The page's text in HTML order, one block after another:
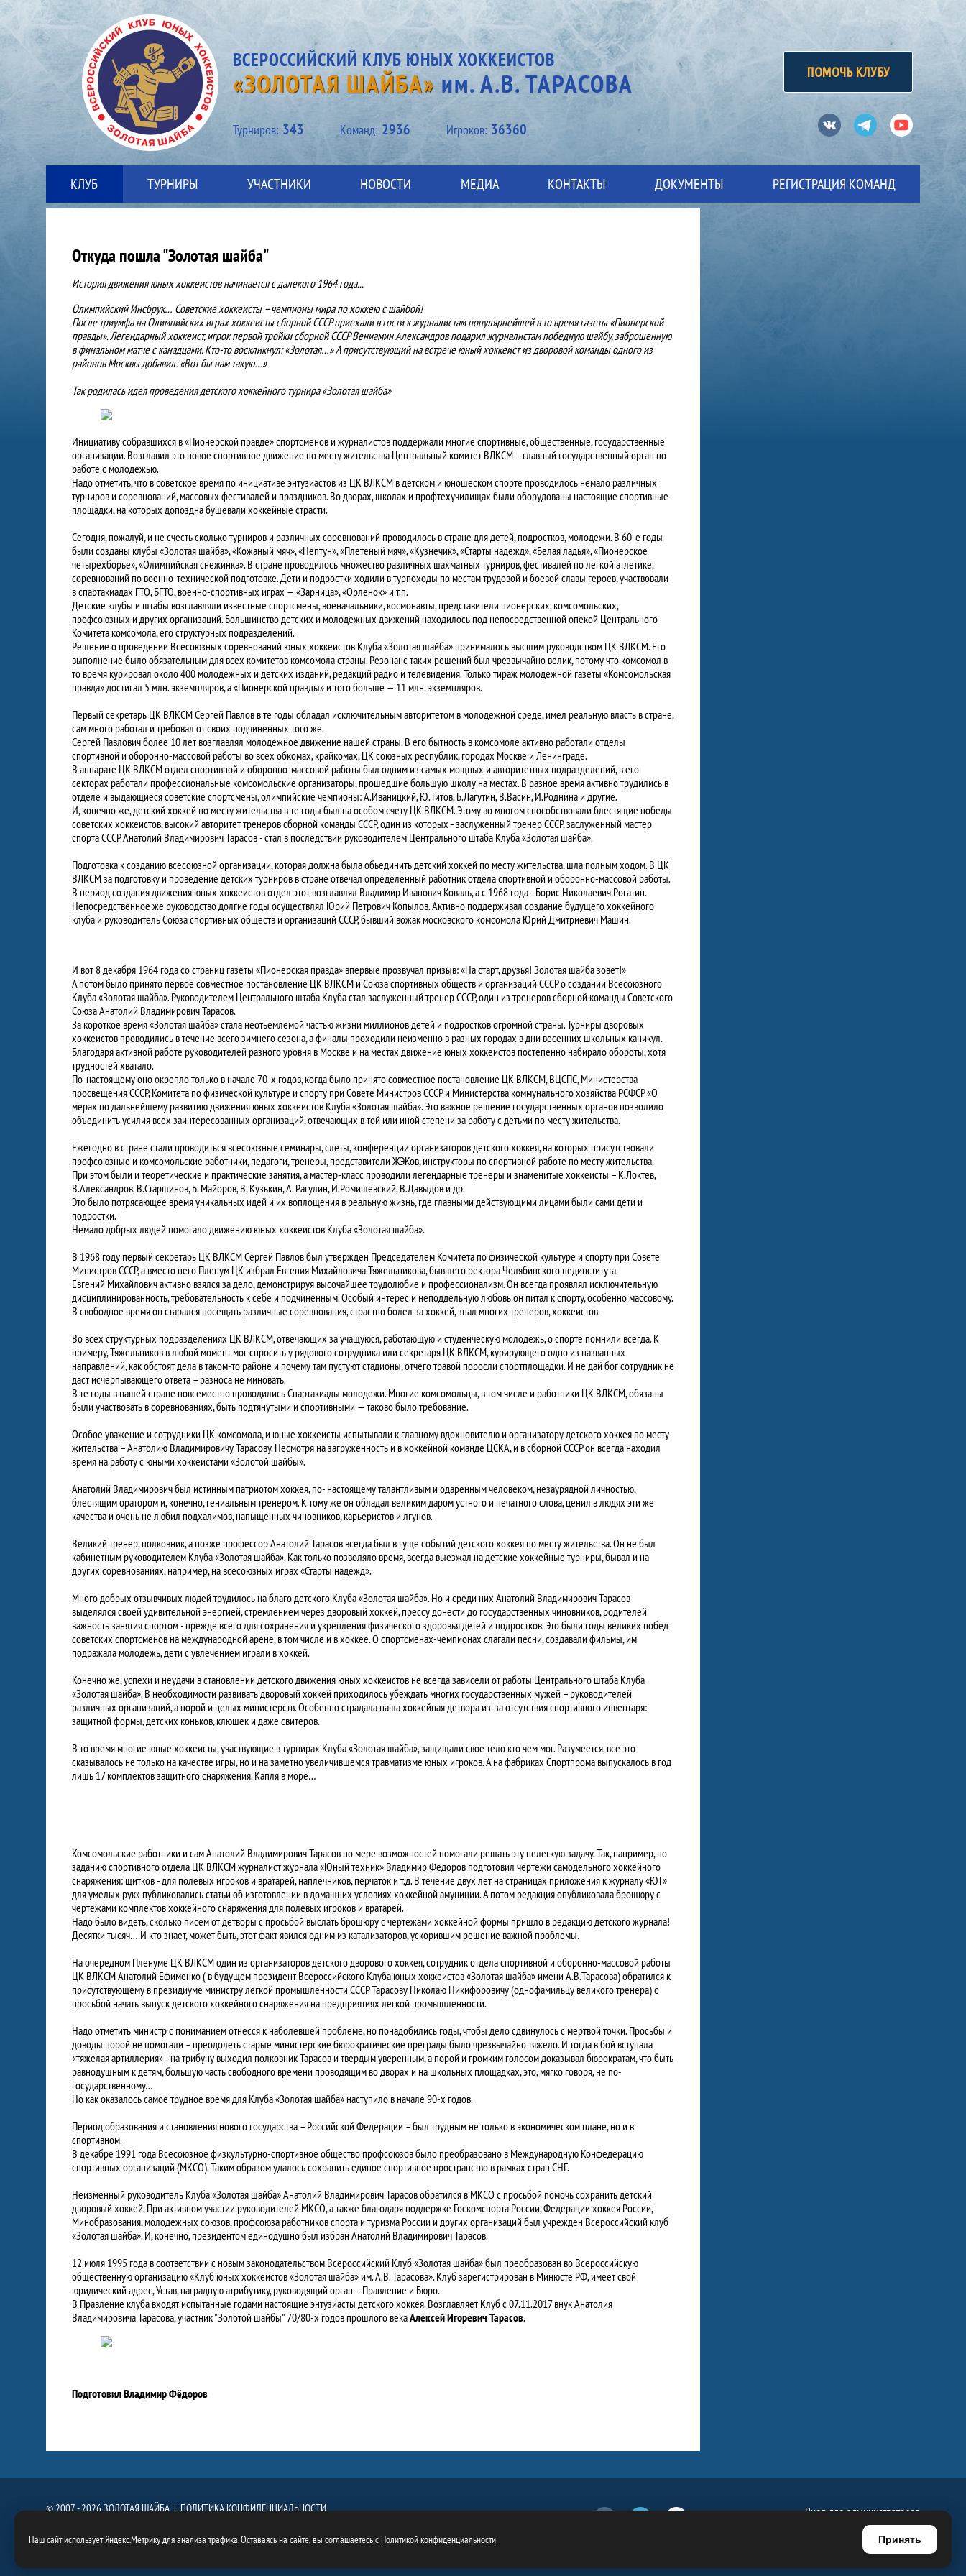
ВСЕРОССИЙСКИЙ КЛУБ ЮНЫХ ХОККЕИСТОВ
«ЗОЛОТАЯ ШАЙБА»им. А.В. ТАРАСОВА
Турниров: 343 Kоманд: 2936 Игроков: 36360
ПОМОЧЬ КЛУБУ
ВконтактеТелеграмЮтуб
КЛУБ ТУРНИРЫ УЧАСТНИКИ НОВОСТИ МЕДИА КОНТАКТЫ ДОКУМЕНТЫ РЕГИСТРАЦИЯ КОМАНД
Откуда пошла "Золотая шайба"
История движения юных хоккеистов начинается с далекого 1964 года...
Олимпийский Инсбрук… Советские хоккеисты – чемпионы мира по хоккею с шайбой!
После триумфа на Олимпийских играх хоккеисты сборной СССР приехали в гости к журналистам популярнейшей в то время газеты «Пионерской
правды». Легендарный хоккеист, игрок первой тройки сборной СССР Вениамин Александров подарил журналистам победную шайбу, заброшенную
в финальном матче с канадцами. Кто-то воскликнул: «Золотая…» А присутствующий на встрече юный хоккеист из дворовой команды одного из
районов Москвы добавил: «Вот бы нам такую…»
Так родилась идея проведения детского хоккейного турнира «Золотая шайба»
Инициативу собравшихся в «Пионерской правде» спортсменов и журналистов поддержали многие спортивные, общественные, государственные
организации. Возглавил это новое спортивное движение по месту жительства Центральный комитет ВЛКСМ – главный государственный орган по
работе с молодежью.
Надо отметить, что в советское время по инициативе энтузиастов из ЦК ВЛКСМ в детском и юношеском спорте проводилось немало различных
турниров и соревнований, массовых фестивалей и праздников. Во дворах, школах и профтехучилищах были оборудованы настоящие спортивные
площадки, на которых допоздна бушевали хоккейные страсти.
Сегодня, пожалуй, и не счесть сколько турниров и различных соревнований проводилось в стране для детей, подростков, молодежи. В 60-е годы
были созданы клубы «Золотая шайба», «Кожаный мяч», «Нептун», «Плетеный мяч», «Кузнечик», «Старты надежд», «Белая ладья», «Пионерское
четырехборье», «Олимпийская снежинка». В стране проводилось множество различных шахматных турниров, фестивалей по легкой атлетике,
соревнований по военно-технической подготовке. Дети и подростки ходили в турпоходы по местам трудовой и боевой славы героев, участвовали
в спартакиадах ГТО, БГТО, военно-спортивных играх — «Зарница», «Орленок» и т.п.
Детские клубы и штабы возглавляли известные спортсмены, военачальники, космонавты, представители пионерских, комсомольских,
профсоюзных и других организаций. Большинство детских и молодежных движений находилось под непосредственной опекой Центрального
Комитета комсомола, его структурных подразделений.
Решение о проведении Всесоюзных соревнований юных хоккеистов Клуба «Золотая шайба» принималось высшим руководством ЦК ВЛКСМ. Его
выполнение было обязательным для всех комитетов комсомола страны. Резонанс таких решений был чрезвычайно велик, потому что комсомол в
то время курировал около 400 молодежных и детских изданий, редакций радио и телевидения. Только тираж молодежной газеты «Комсомольская
правда» достигал 5 млн. экземпляров, а «Пионерской правды» и того больше — 11 млн. экземпляров.
Первый секретарь ЦК ВЛКСМ Сергей Павлов в те годы обладал исключительным авторитетом в молодежной среде, имел реальную власть в стране,
сам много работал и требовал от своих подчиненных того же.
Сергей Павлович более 10 лет возглавлял молодежное движение нашей страны. В его бытность в комсомоле активно работали отделы
спортивной и оборонно-массовой работы во всех обкомах, крайкомах, ЦК союзных республик, городах Москве и Ленинграде.
В аппарате ЦК ВЛКСМ отдел спортивной и оборонно-массовой работы был одним из самых мощных и авторитетных подразделений, в его
секторах работали профессиональные комсомольские организаторы, прошедшие большую школу на местах. В разное время активно трудились в
отделе и выдающиеся советские спортсмены, олимпийские чемпионы: А.Иваницкий, Ю.Титов, Б.Лагутин, В.Васин, И.Роднина и другие.
И, конечно же, детский хоккей по месту жительства в те годы был на особом счету ЦК ВЛКСМ. Этому во многом способствовали блестящие победы
советских хоккеистов, высокий авторитет тренеров сборной команды СССР, один из которых - заслуженный тренер СССР, заслуженный мастер
спорта СССР Анатолий Владимирович Тарасов - стал в последствии руководителем Центрального штаба Клуба «Золотая шайба».
Подготовка к созданию всесоюзной организации, которая должна была обьединить детский хоккей по месту жительства, шла полным ходом. В ЦК
ВЛКСМ за подготовку и проведение детских турниров в стране отвечал определенный работник отдела спортивной и оборонно-массовой работы.
В период создания движения юных хоккеистов отдел этот возглавлял Владимир Иванович Коваль, а с 1968 года - Борис Николаевич Рогатин.
Непосредственное же руководство долгие годы осуществлял Юрий Петрович Копылов. Активно поддерживал создание будущего хоккейного
клуба и руководитель Союза спортивных обществ и организаций СССР, бывший вожак московского комсомола Юрий Дмитриевич Машин.
И вот 8 декабря 1964 года со страниц газеты «Пионерская правда» впервые прозвучал призыв: «На старт, друзья! Золотая шайба зовет!»
А потом было принято первое совместное постановление ЦК ВЛКСМ и Союза спортивных обществ и организаций СССР о создании Всесоюзного
Клуба «Золотая шайба». Руководителем Центрального штаба Клуба стал заслуженный тренер СССР, один из тренеров сборной команды Советского
Союза Анатолий Владимирович Тарасов.
За короткое время «Золотая шайба» стала неотьемлемой частью жизни миллионов детей и подростков огромной страны. Турниры дворовых
хоккеистов проводились в течение всего зимнего сезона, а финалы проходили неизменно в разных городах в дни весенних школьных каникул.
Благодаря активной работе руководителей разного уровня в Москве и на местах движение юных хоккеистов постепенно набирало обороты, хотя
трудностей хватало.
По-настоящему оно окрепло только в начале 70-х годов, когда было принято совместное постановление ЦК ВЛКСМ, ВЦСПС, Министерства
просвещения СССР, Комитета по физической культуре и спорту при Совете Министров СССР и Министерства коммунального хозяйства РСФСР «О
мерах по дальнейшему развитию движения юных хоккеистов Клуба «Золотая шайба». Это важное решение государственных органов позволило
объединить усилия всех заинтересованных организаций, отвечающих в той или иной степени за работу с детьми по месту жительства.
Ежегодно в стране стали проводиться всесоюзные семинары, слеты, конференции организаторов детского хоккея, на которых присутствовали
профсоюзные и комсомольские работники, педагоги, тренеры, представители ЖЭКов, инструкторы по спортивной работе по месту жительства.
При этом были и теоретические и практические занятия, а мастер-класс проводили легендарные тренеры и знаменитые хоккеисты – К.Локтев,
В.Александров, В.Старшинов, Б. Майоров, В. Кузькин, А. Рагулин, И.Ромишевский, В.Давыдов и др.
Это было потрясающее время уникальных идей и их воплощения в реальную жизнь, где главными действующими лицами были сами дети и
подростки.
Немало добрых людей помогало движению юных хоккеистов Клуба «Золотая шайба».
В 1968 году первый секретарь ЦК ВЛКСМ Сергей Павлов был утвержден Председателем Комитета по физической культуре и спорту при Совете
Министров СССР, а вместо него Пленум ЦК избрал Евгения Михайловича Тяжельникова, бывшего ректора Челябинского пединститута.
Евгений Михайлович активно взялся за дело, демонстрируя высочайшее трудолюбие и профессионализм. Он всегда проявлял исключительную
дисциплинированность, требовательность к себе и подчиненным. Особый интерес и неподдельную любовь он питал к спорту, особенно массовому.
В свободное время он старался посещать различные соревнования, страстно болел за хоккей, знал многих тренеров, хоккеистов.
Во всех структурных подразделениях ЦК ВЛКСМ, отвечающих за учащуюся, работающую и студенческую молодежь, о спорте помнили всегда. К
примеру, Тяжельников в любой момент мог спросить у рядового сотрудника или секретаря ЦК ВЛКСМ, курирующего одно из названных
направлений, как обстоят дела в таком-то районе и почему там пустуют стадионы, отчего травой поросли спортплощадки. И не дай бог сотрудник не
даст исчерпывающего ответа – разноса не миновать.
В те годы в нашей стране повсеместно проводились Спартакиады молодежи. Многие комсомольцы, в том числе и работники ЦК ВЛКСМ, обязаны
были участвовать в соревнованиях, быть подтянутыми и спортивными — таково было требование.
Особое уважение и сотрудники ЦК комсомола, и юные хоккеисты испытывали к главному вдохновителю и организатору детского хоккея по месту
жительства – Анатолию Владимировичу Тарасову. Несмотря на загруженность и в хоккейной команде ЦСКА, и в сборной СССР он всегда находил
время на работу с юными хоккеистами «Золотой шайбы».
Анатолий Владимирович был истинным патриотом хоккея, по- настоящему талантливым и одаренным человеком, незаурядной личностью,
блестящим оратором и, конечно, гениальным тренером. К тому же он обладал великим даром устного и печатного слова, ценил в людях эти же
качества и очень не любил подхалимов, напыщенных чиновников, карьеристов и лгунов.
Великий тренер, полковник, а позже профессор Анатолий Тарасов всегда был в гуще событий детского хоккея по месту жительства. Он не был
кабинетным руководителем Клуба «Золотая шайба». Как только позволяло время, всегда выезжал на детские хоккейные турниры, бывал и на
других соревнованиях, например, на всесоюзных играх «Старты надежд».
Много добрых отзывчивых людей трудилось на благо детского Клуба «Золотая шайба». Но и среди них Анатолий Владимирович Тарасов
выделялся своей удивительной энергией, стремлением через дворовый хоккей, прессу донести до государственных чиновников, родителей
важность занятия спортом - прежде всего для сохранения и укрепления физического здоровья детей и подростков. Это были годы великих побед
советских спортсменов на международной арене, в том числе и в хоккее. О спортсменах-чемпионах слагали песни, создавали фильмы, им
подражала молодежь, дети с увлечением играли в хоккей.
Конечно же, успехи и неудачи в становлении детского движения юных хоккеистов не всегда зависели от работы Центрального штаба Клуба
«Золотая шайба». В необходимости развивать дворовый хоккей приходилось убеждать многих государственных мужей – руководителей
различных организаций, а порой и целых министерств. Особенно страдала наша хоккейная детвора из-за отсутствия спортивного инвентаря:
защитной формы, детских коньков, клюшек и даже свитеров.
В то время многие юные хоккеисты, участвующие в турнирах Клуба «Золотая шайба», защищали свое тело кто чем мог. Разумеется, все это
сказывалось не только на качестве игры, но и на заметно увеличившемся травматизме юных игроков. А на фабриках Спортпрома выпускалось в год
лишь 17 комплектов защитного снаряжения. Капля в море…
Комсомольские работники и сам Анатолий Владимирович Тарасов по мере возможностей помогали решать эту нелегкую задачу. Так, например, по
заданию спортивного отдела ЦК ВЛКСМ журналист журнала «Юный техник» Владимир Федоров подготовил чертежи самодельного хоккейного
снаряжения: щитков - для полевых игроков и вратарей, наплечников, перчаток и т.д. В течение двух лет на страницах приложения к журналу «ЮТ»
для умелых рук» публиковались статьи об изготовлении в домашних условиях хоккейной амуниции. А потом редакция опубликовала брошюру с
чертежами комплектов хоккейного снаряжения для полевых игроков и вратарей.
Надо было видеть, сколько писем от детворы с просьбой выслать брошюру с чертежами хоккейной формы пришло в редакцию детского журнала!
Десятки тысяч… И кто знает, может быть, этот факт явился одним из катализаторов, ускорившим решение важной проблемы.
На очередном Пленуме ЦК ВЛКСМ один из организаторов детского дворового хоккея, сотрудник отдела спортивной и оборонно-массовой работы
ЦК ВЛКСМ Анатолий Ефименко ( в будущем президент Всероссийского Клуба юных хоккеистов «Золотая шайба» имени А.В.Тарасова) обратился к
присутствующему в президиуме министру легкой промышленности СССР Тарасову Николаю Никифоровичу (однофамильцу великого тренера) с
просьбой начать выпуск детского хоккейного снаряжения на предприятиях легкой промышленности.
Надо отметить министр с пониманием отнесся к наболевшей проблеме, но понадобились годы, чтобы дело сдвинулось с мертвой точки. Просьбы и
доводы порой не помогали – преодолеть старые министерские бюрократические преграды было чрезвычайно тяжело. И тогда в бой вступала
«тяжелая артиллерия» - на трибуну выходил полковник Тарасов и твердым уверенным, а порой и громким голосом доказывал бюрократам, что быть
равнодушным к детям, большую часть свободного времени проводящим во дворах и на школьных площадках, это, мягко говоря, не по-
государственному…
Но как оказалось самое трудное время для Клуба «Золотая шайба» наступило в начале 90-х годов.
Период образования и становления нового государства – Российской Федерации – был трудным не только в экономическом плане, но и в
спортивном.
В декабре 1991 года Всесоюзное физкультурно-спортивное общество профсоюзов было преобразовано в Международную Конфедерацию
спортивных организаций (МКСО). Таким образом удалось сохранить единое спортивное пространство в рамках стран СНГ.
Неизменный руководитель Клуба «Золотая шайба» Анатолий Владимирович Тарасов обратился в МКСО с просьбой помочь сохранить детский
дворовый хоккей. При активном участии руководителей МКСО, а также благодаря поддержке Госкомспорта России, Федерации хоккея России,
Минобразования, молодежных союзов, профсоюза работников спорта и туризма России и других организаций был учрежден Всероссийский клуб
«Золотая шайба». И, конечно, президентом единодушно был избран Анатолий Владимирович Тарасов.
12 июля 1995 года в соответствии с новым законодательством Всероссийский Клуб «Золотая шайба» был преобразован во Всероссийскую
общественную организацию «Клуб юных хоккеистов «Золотая шайба» им. А.В. Тарасова». Клуб зарегистрирован в Минюсте РФ, имеет свой
юридический адрес, Устав, наградную атрибутику, руководящий орган – Правление и Бюро.
В Правление клуба входят испытанные годами настоящие энтузиасты детского хоккея. Возглавляет Клуб с 07.11.2017 внук Анатолия
Владимировича Тарасова, участник "Золотой шайбы" 70/80-х годов прошлого векаАлексей Игоревич Тарасов.
Подготовил Владимир Фёдоров
© 2007 - 2026 ЗОЛОТАЯ ШАЙБА |ПОЛИТИКА КОНФИДЕНЦИАЛЬНОСТИ
Вход для администраторов
Регистрация для администраторов
Наш сайт использует Яндекс.Метрику для анализа трафика. Оставаясь на сайте, вы соглашаетесь сПолитикой конфиденциальности Принять